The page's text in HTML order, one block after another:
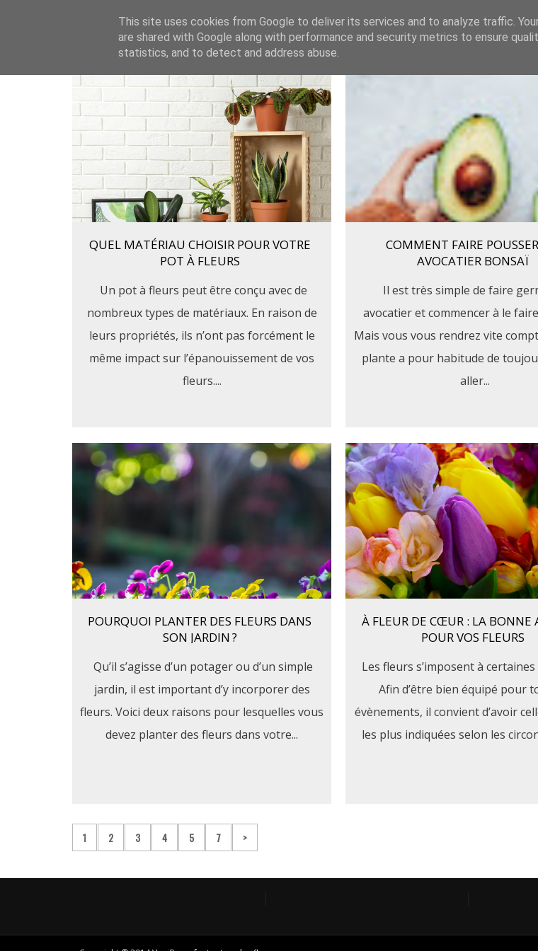
Accueil
QUEL MATÉRIAU CHOISIR POUR VOTRE
POT À FLEURS
Un pot à fleurs peut être conçu avec de
nombreux types de matériaux. En raison de
leurs propriétés, ils n’ont pas forcément le
même impact sur l’épanouissement de vos
fleurs....
COMMENT FAIRE
AVOCATIER BONSAÏ
Il est très simple de faire
avocatier et commencer à le
Mais vous vous rendrez vite
plante a pour habitude de
aller...
POURQUOI PLANTER DES FLEURS DANS
SON JARDIN ?
Qu’il s’agisse d’un potager ou d’un simple
jardin, il est important d’y incorporer des
fleurs. Voici deux raisons pour lesquelles vous
devez planter des fleurs dans votre...
À FLEUR DE CŒUR : LA BONNE
POUR VOS FLEURS
Les fleurs s’imposent à certaines
Afin d’être bien équipé pour
évènements, il convient d’avoir
les plus indiquées selon les
1 2 3 4 5 7 >
This site uses cookies from Google to deliver its services and to analyze traffic.
are shared with Google along with performance and security metrics to ensure
statistics, and to detect and address abuse.